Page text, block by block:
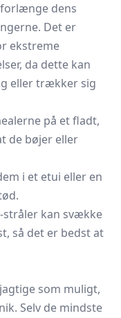
dens
Det er
ekstreme
da dette kan
eller trækker sig
på et fladt,
de bøjer eller
i et etui eller en
stråler kan svække
så det er bedst at
som muligt,
Selv de mindste